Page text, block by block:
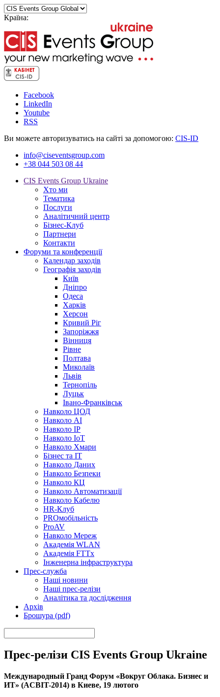
Країна:
Facebook
LinkedIn
Youtube
RSS
Ви можете авторизуватись на сайті за допомогою: CIS-ID
info@ciseventsgroup.com
+38 044 503 08 44
CIS Events Group Ukraine
Хто ми
Тематика
Послуги
Аналітичний центр
Бізнес-Клуб
Партнери
Контакти
Форуми та конференції
Календар заходів
Географія заходів
Київ
Дніпро
Одеса
Харків
Херсон
Кривий Ріг
Запоріжжя
Вінниця
Рівне
Полтава
Миколаїв
Львів
Тернопіль
Луцьк
Івано-Франківськ
Навколо ЦОД
Навколо AI
Навколо IP
Навколо IoT
Навколо Хмари
Бізнес та ІТ
Навколо Даних
Навколо Безпеки
Навколо КЦ
Навколо Автоматизації
Навколо Кабелю
HR-Клуб
PROмобільність
ProAV
Навколо Мереж
Академія WLAN
Академія FTTx
Інженерна інфраструктура
Прес-служба
Наші новини
Наші прес-релізи
Аналітика та дослідження
Архів
Брошура (pdf)
Прес-релізи CIS Events Group Ukraine
Международный Гранд Форум «Вокруг Облака. Бизнес и
ИТ» (ACBIT-2014) в Киеве, 19 лютого